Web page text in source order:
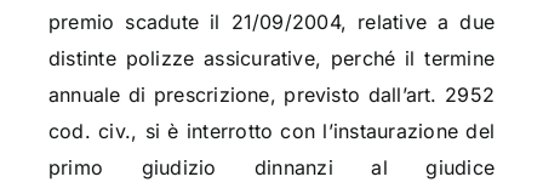
premio scadute il 21/09/2004, relative a due
distinte polizze assicurative, perché il termine
annuale di prescrizione, previsto dall’art. 2952
cod. civ., si è interrotto con l’instaurazione del
primo giudizio dinnanzi al giudice